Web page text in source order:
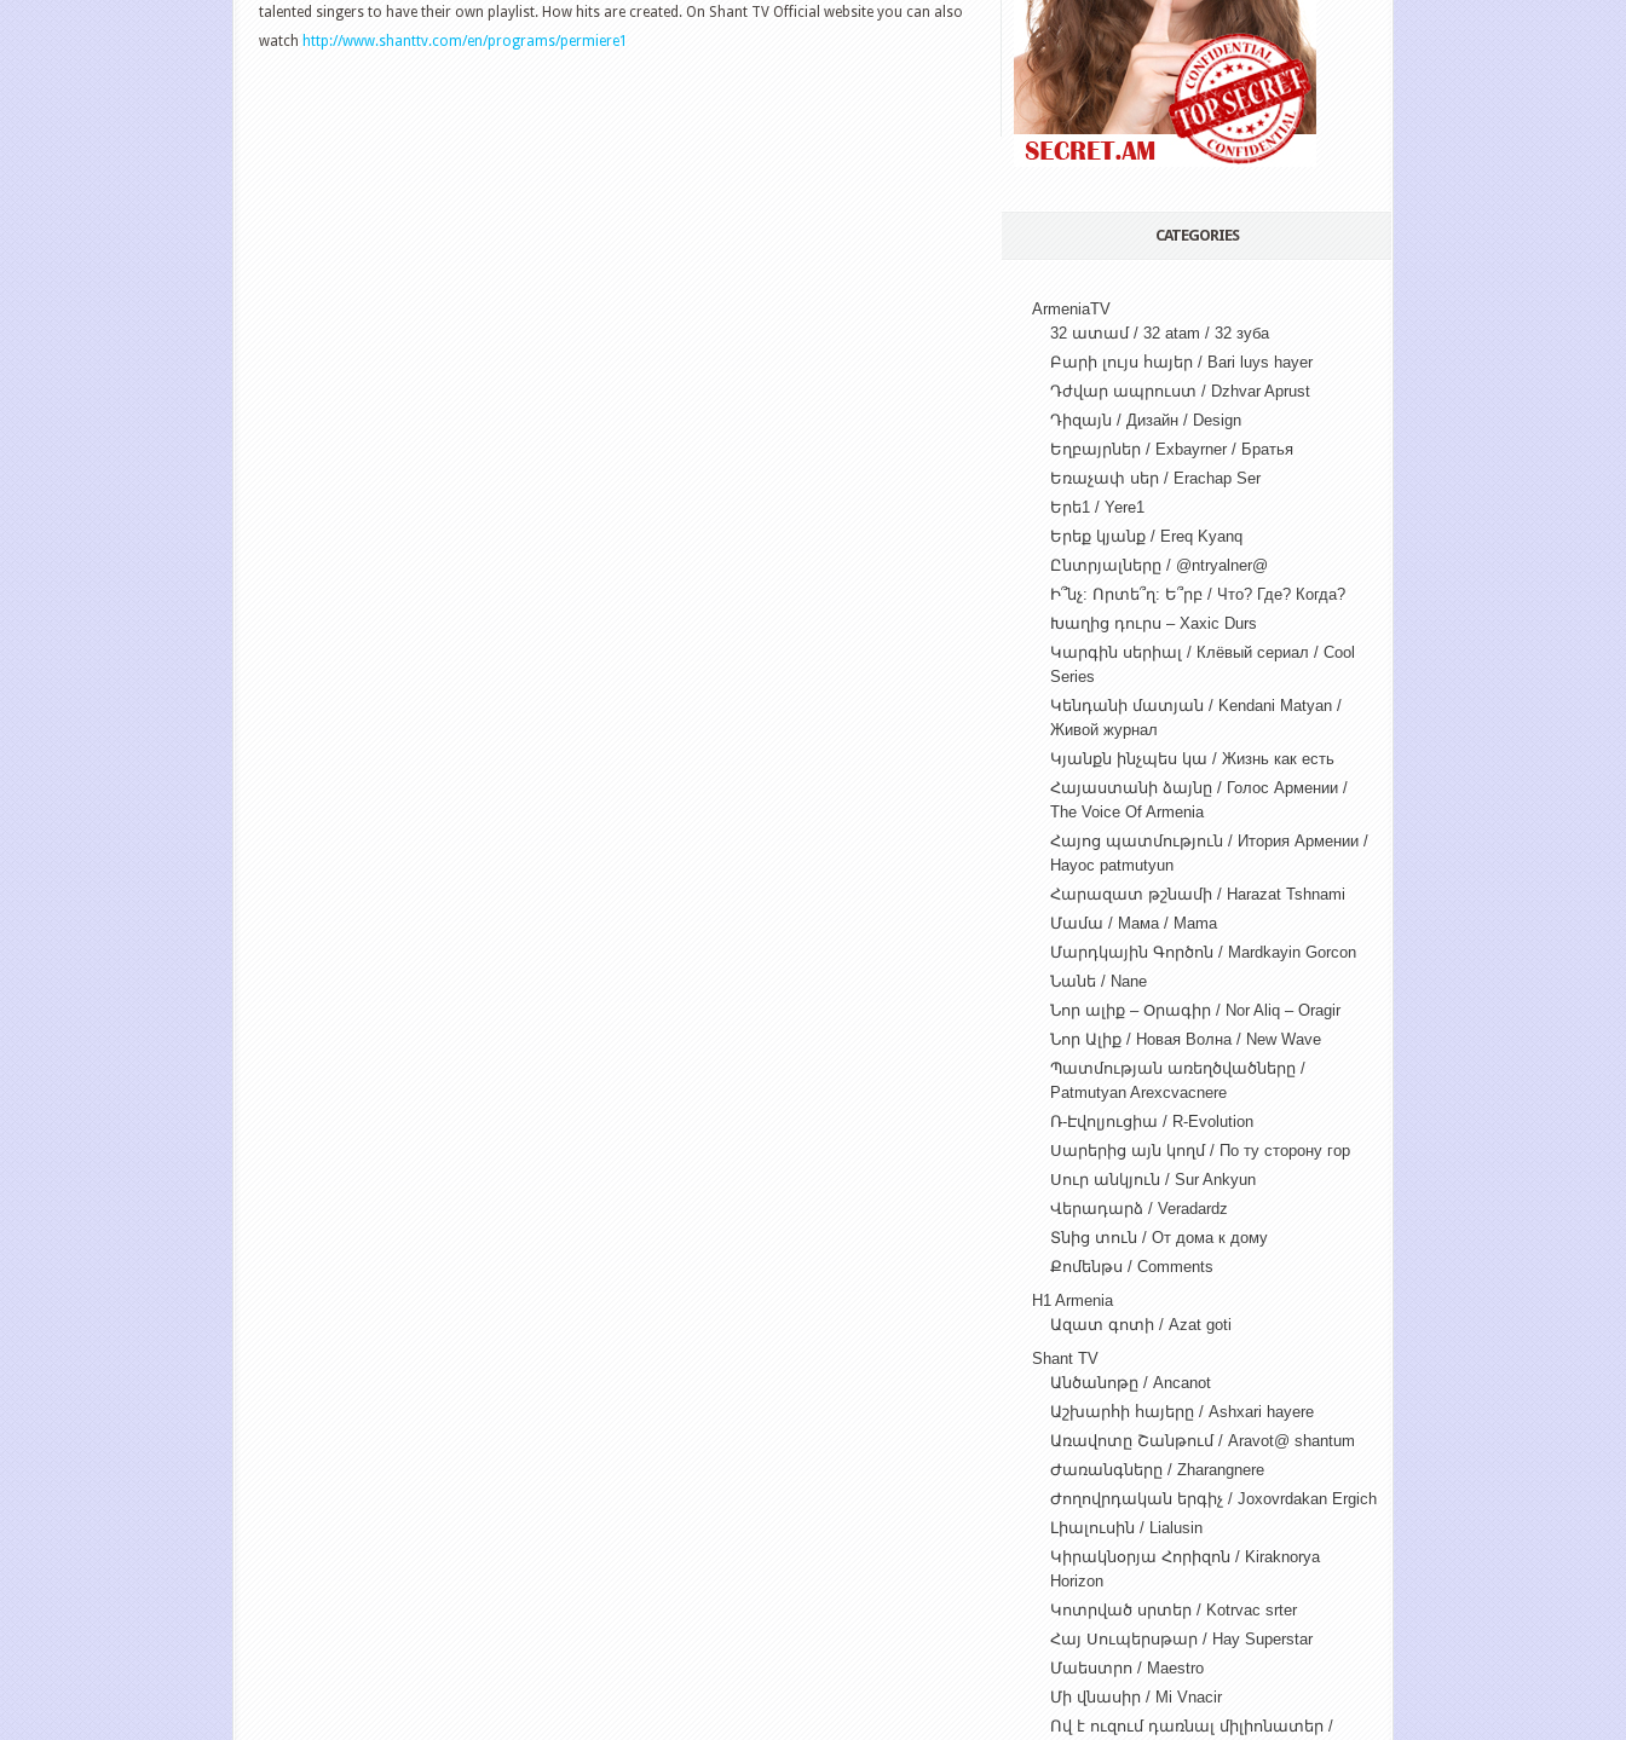
talented singers to have their own playlist. How hits are created. On Shant TV Official website you can also
watch http://www.shanttv.com/en/programs/permiere1
CATEGORIES
ArmeniaTV
32 ատամ / 32 atam / 32 зуба
Բարի լույս հայեր / Bari luys hayer
Դժվար ապրուստ / Dzhvar Aprust
Դիզայն / Дизайн / Design
Եղբայրներ / Exbayrner / Братья
Եռաչափ սեր / Erachap Ser
Երե1 / Yere1
Երեք կյանք / Ereq Kyanq
Ընտրյալները / @ntryalner@
Ի՞նչ: Որտե՞ղ: Ե՞րբ / Что? Где? Когда?
Խաղից դուրս – Xaxic Durs
Կարգին սերիալ / Клёвый сериал / Cool
Series
Կենդանի մատյան / Kendani Matyan /
Живой журнал
Կյանքն ինչպես կա / Жизнь как есть
Հայաստանի ձայնը / Голос Армении /
The Voice Of Armenia
Հայոց պատմություն / Итория Армении /
Hayoc patmutyun
Հարազատ թշնամի / Harazat Tshnami
Մամա / Мама / Mama
Մարդկային Գործոն / Mardkayin Gorcon
Նանե / Nane
Նոր ալիք – Օրագիր / Nor Aliq – Oragir
Նոր Ալիք / Новая Волна / New Wave
Պատմության առեղծվածները /
Patmutyan Arexcvacnere
Ռ-Էվոլյուցիա / R-Evolution
Սարերից այն կողմ / По ту сторону гор
Սուր անկյուն / Sur Ankyun
Վերադարձ / Veradardz
Տնից տուն / От дома к дому
Քոմենթս / Comments
H1 Armenia
Ազատ գոտի / Azat goti
Shant TV
Անծանոթը / Ancanot
Աշխարհի հայերը / Ashxari hayere
Առավոտը Շանթում / Aravot@ shantum
Ժառանգները / Zharangnere
Ժողովրդական երգիչ / Joxovrdakan Ergich
Լիալուսին / Lialusin
Կիրակնօրյա Հորիզոն / Kiraknorya
Horizon
Կոտրված սրտեր / Kotrvac srter
Հայ Սուպերսթար / Hay Superstar
Մաեստրո / Maestro
Մի վնասիր / Mi Vnacir
Ով է ուզում դառնալ միլիոնատեր /